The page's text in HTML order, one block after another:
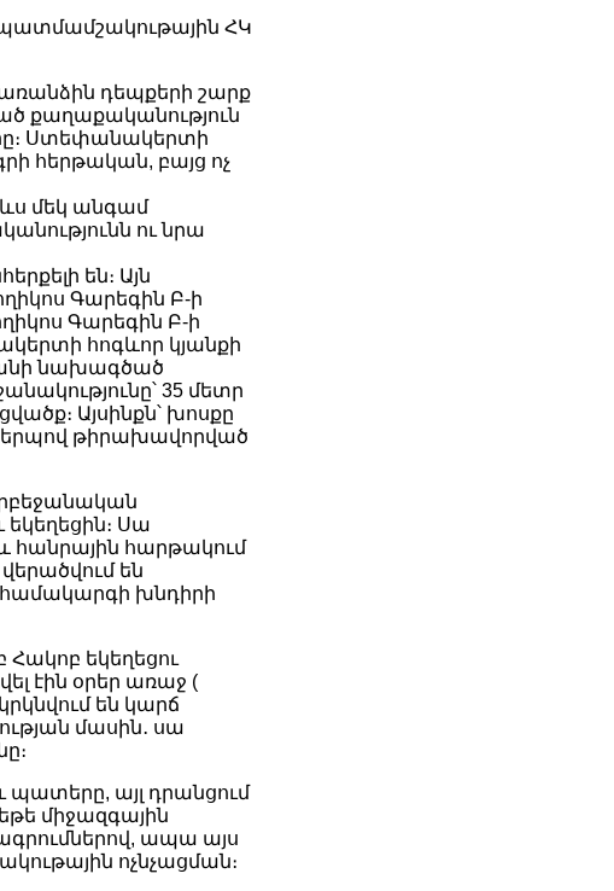
պատմամշակութային ՀԿ
առանձին դեպքերի շարք
քաղաքականություն
Ստեփանակերտի
հերթական, բայց ոչ
մեկ անգամ
ու նրա
են։ Այն
Գարեգին Բ-ի
Գարեգին Բ-ի
հոգևոր կյանքի
նախագծած
35 մետր
Այսինքն՝ խոսքը
թիրախավորված
եկեղեցին։ Սա
հանրային հարթակում
են
համակարգի խնդիրի
եկեղեցու
էին օրեր առաջ (
կրկնվում են կարճ
մասին․ սա
պատերը, այլ դրանցում
միջազգային
ապա այս
ոչնչացման։